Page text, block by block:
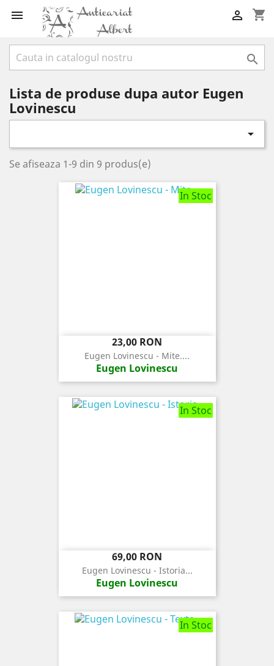
 shopping_cart


Lista de produse dupa autor Eugen
Lovinescu

Se afiseaza 1-9 din 9 produs(e)
In Stoc
Pret
23,00 RON
Eugen Lovinescu - Mite....
Eugen Lovinescu
In Stoc
Pret
69,00 RON
Eugen Lovinescu - Istoria...
Eugen Lovinescu
In Stoc